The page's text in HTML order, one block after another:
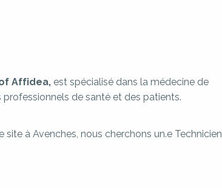
Affidea, est spécialisé dans la médecine de
de santé et des patients.
à Avenches, nous cherchons un.e Technicien